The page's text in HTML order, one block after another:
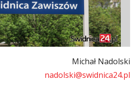
Michał Nadolski
nadolski@swidnica24.pl